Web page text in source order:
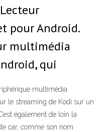
pour Android.
multimédia
qui
multimédia
le streaming de Kodi sur un
également de loin la
car, comme son nom